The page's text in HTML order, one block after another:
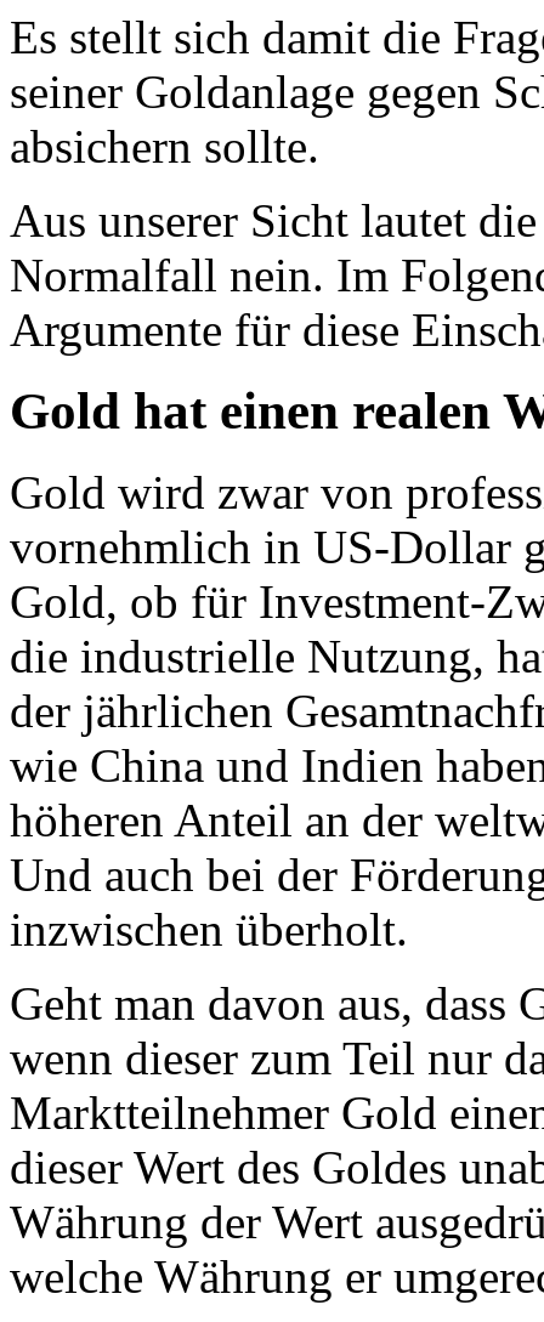
Es stellt sich damit die
seiner Goldanlage gegen
absichern sollte.
Aus unserer Sicht lautet
Normalfall nein. Im
Argumente für diese
Gold hat einen realen
Gold wird zwar von
vornehmlich in US-Dollar
Gold, ob für Investment-
die industrielle Nutzung,
der jährlichen
wie China und Indien
höheren Anteil an der
Und auch bei der
inzwischen überholt.
Geht man davon aus, dass
wenn dieser zum Teil nur
Marktteilnehmer Gold
dieser Wert des Goldes
Währung der Wert
welche Währung er